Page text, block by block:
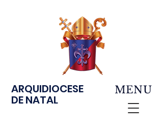
ARQUIDIOCESE
DE NATAL
MENU